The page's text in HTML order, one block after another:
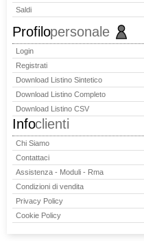
Saldi
Profilopersonale
Login
Registrati
Download Listino Sintetico
Download Listino Completo
Download Listino CSV
Infoclienti
Chi Siamo
Contattaci
Assistenza - Moduli - Rma
Condizioni di vendita
Privacy Policy
Cookie Policy